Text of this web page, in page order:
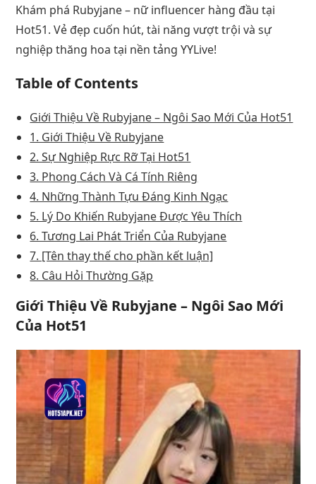
Khám phá Rubyjane – nữ influencer hàng đầu tại
Hot51. Vẻ đẹp cuốn hút, tài năng vượt trội và sự
nghiệp thăng hoa tại nền tảng YYLive!
Table of Contents
Giới Thiệu Về Rubyjane – Ngôi Sao Mới Của Hot51
1. Giới Thiệu Về Rubyjane
2. Sự Nghiệp Rực Rỡ Tại Hot51
3. Phong Cách Và Cá Tính Riêng
4. Những Thành Tựu Đáng Kinh Ngạc
5. Lý Do Khiến Rubyjane Được Yêu Thích
6. Tương Lai Phát Triển Của Rubyjane
7. [Tên thay thế cho phần kết luận]
8. Câu Hỏi Thường Gặp
Giới Thiệu Về Rubyjane – Ngôi Sao Mới
Của Hot51